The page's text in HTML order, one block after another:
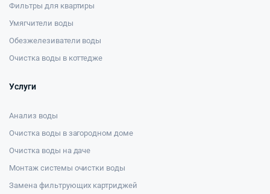
Фильтры для квартиры
Умягчители воды
Обезжелезиватели воды
Очистка воды в коттедже
Услуги
Анализ воды
Очистка воды в загородном доме
Очистка воды на даче
Монтаж системы очистки воды
Замена фильтрующих картриджей